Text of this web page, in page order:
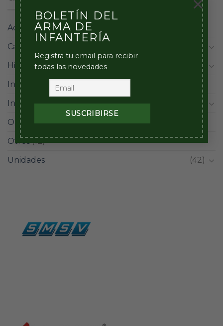
BOLETÍN DEL
ARMA DE
INFANTERÍA
Registra tu email para recibir
todas las novedades
Adiestramiento(178)
Capacitación
(244)
Historia
(101)
Infantes
(59)
Institucional
(228)
Operacional(98)
Otros(12)
Unidades
(42)